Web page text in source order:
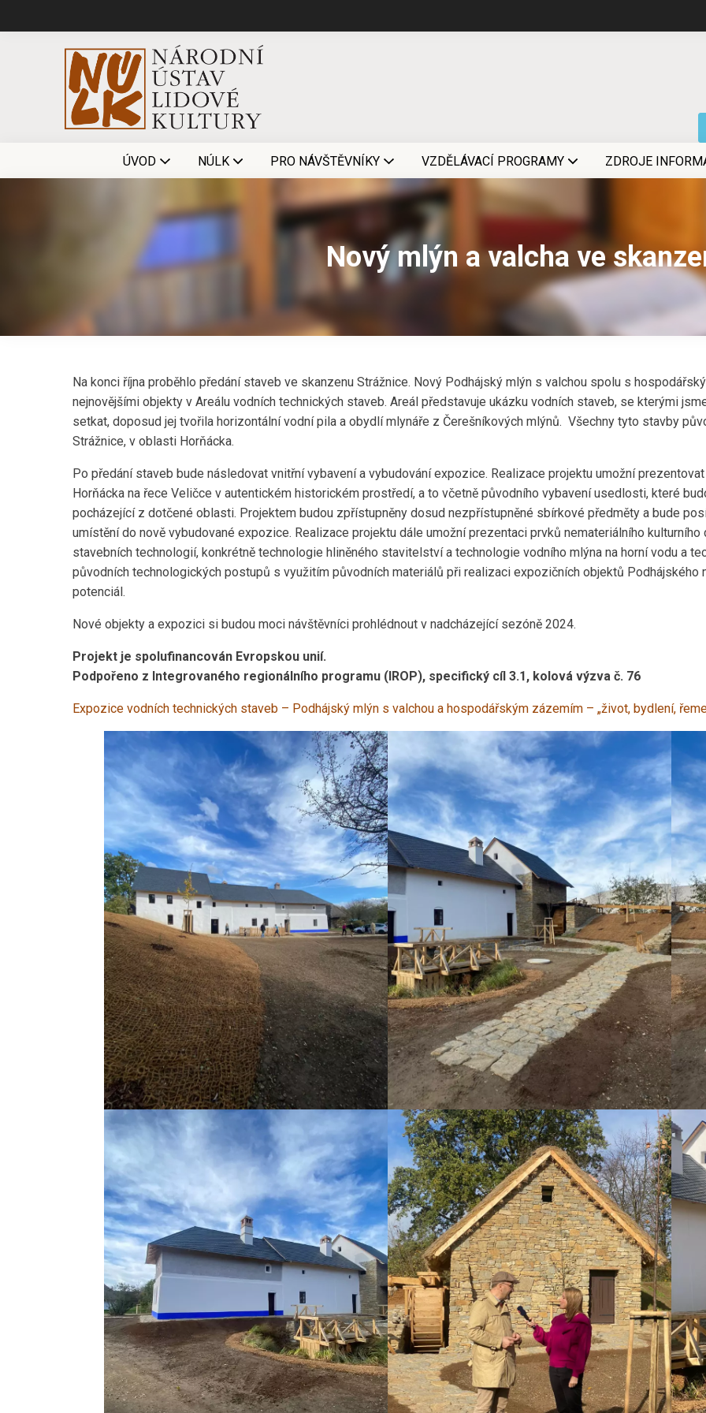
ÚVOD NÚLK PRO NÁVŠTĚVNÍKY VZDĚLÁVACÍ PROGRAMY ZDROJE
Nový mlýn a valcha ve
Na konci října proběhlo předání staveb ve skanzenu Strážnice. Nový Podhájský mlýn s valchou spolu s
nejnovějšími objekty v Areálu vodních technických staveb. Areál představuje ukázku vodních staveb, se kterými
setkat, doposud jej tvořila horizontální vodní pila a obydlí mlynáře z Čerešníkových mlýnů. Všechny tyto stavby
Strážnice, v oblasti Horňácka.
Po předání staveb bude následovat vnitřní vybavení a vybudování expozice. Realizace projektu umožní
Horňácka na řece Veličce v autentickém historickém prostředí, a to včetně původního vybavení usedlosti, které
pocházející z dotčené oblasti. Projektem budou zpřístupněny dosud nezpřístupněné sbírkové předměty a bude
umístění do nově vybudované expozice. Realizace projektu dále umožní prezentaci prvků nemateriálního
stavebních technologií, konkrétně technologie hliněného stavitelství a technologie vodního mlýna na horní vodu a
původních technologických postupů s využitím původních materiálů při realizaci expozičních objektů Podhájského
potenciál.
Nové objekty a expozici si budou moci návštěvníci prohlédnout v nadcházející sezóně 2024.
Projekt je spolufinancován Evropskou unií.
Podpořeno z Integrovaného regionálního programu (IROP), specifický cíl 3.1, kolová výzva č. 76
Expozice vodních technických staveb – Podhájský mlýn s valchou a hospodářským zázemím – „život, bydlení,